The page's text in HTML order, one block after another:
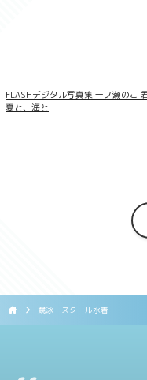
FLASHデジタル写真集 一ノ瀬のこ 君
夏と、海と
競泳・スクール水着